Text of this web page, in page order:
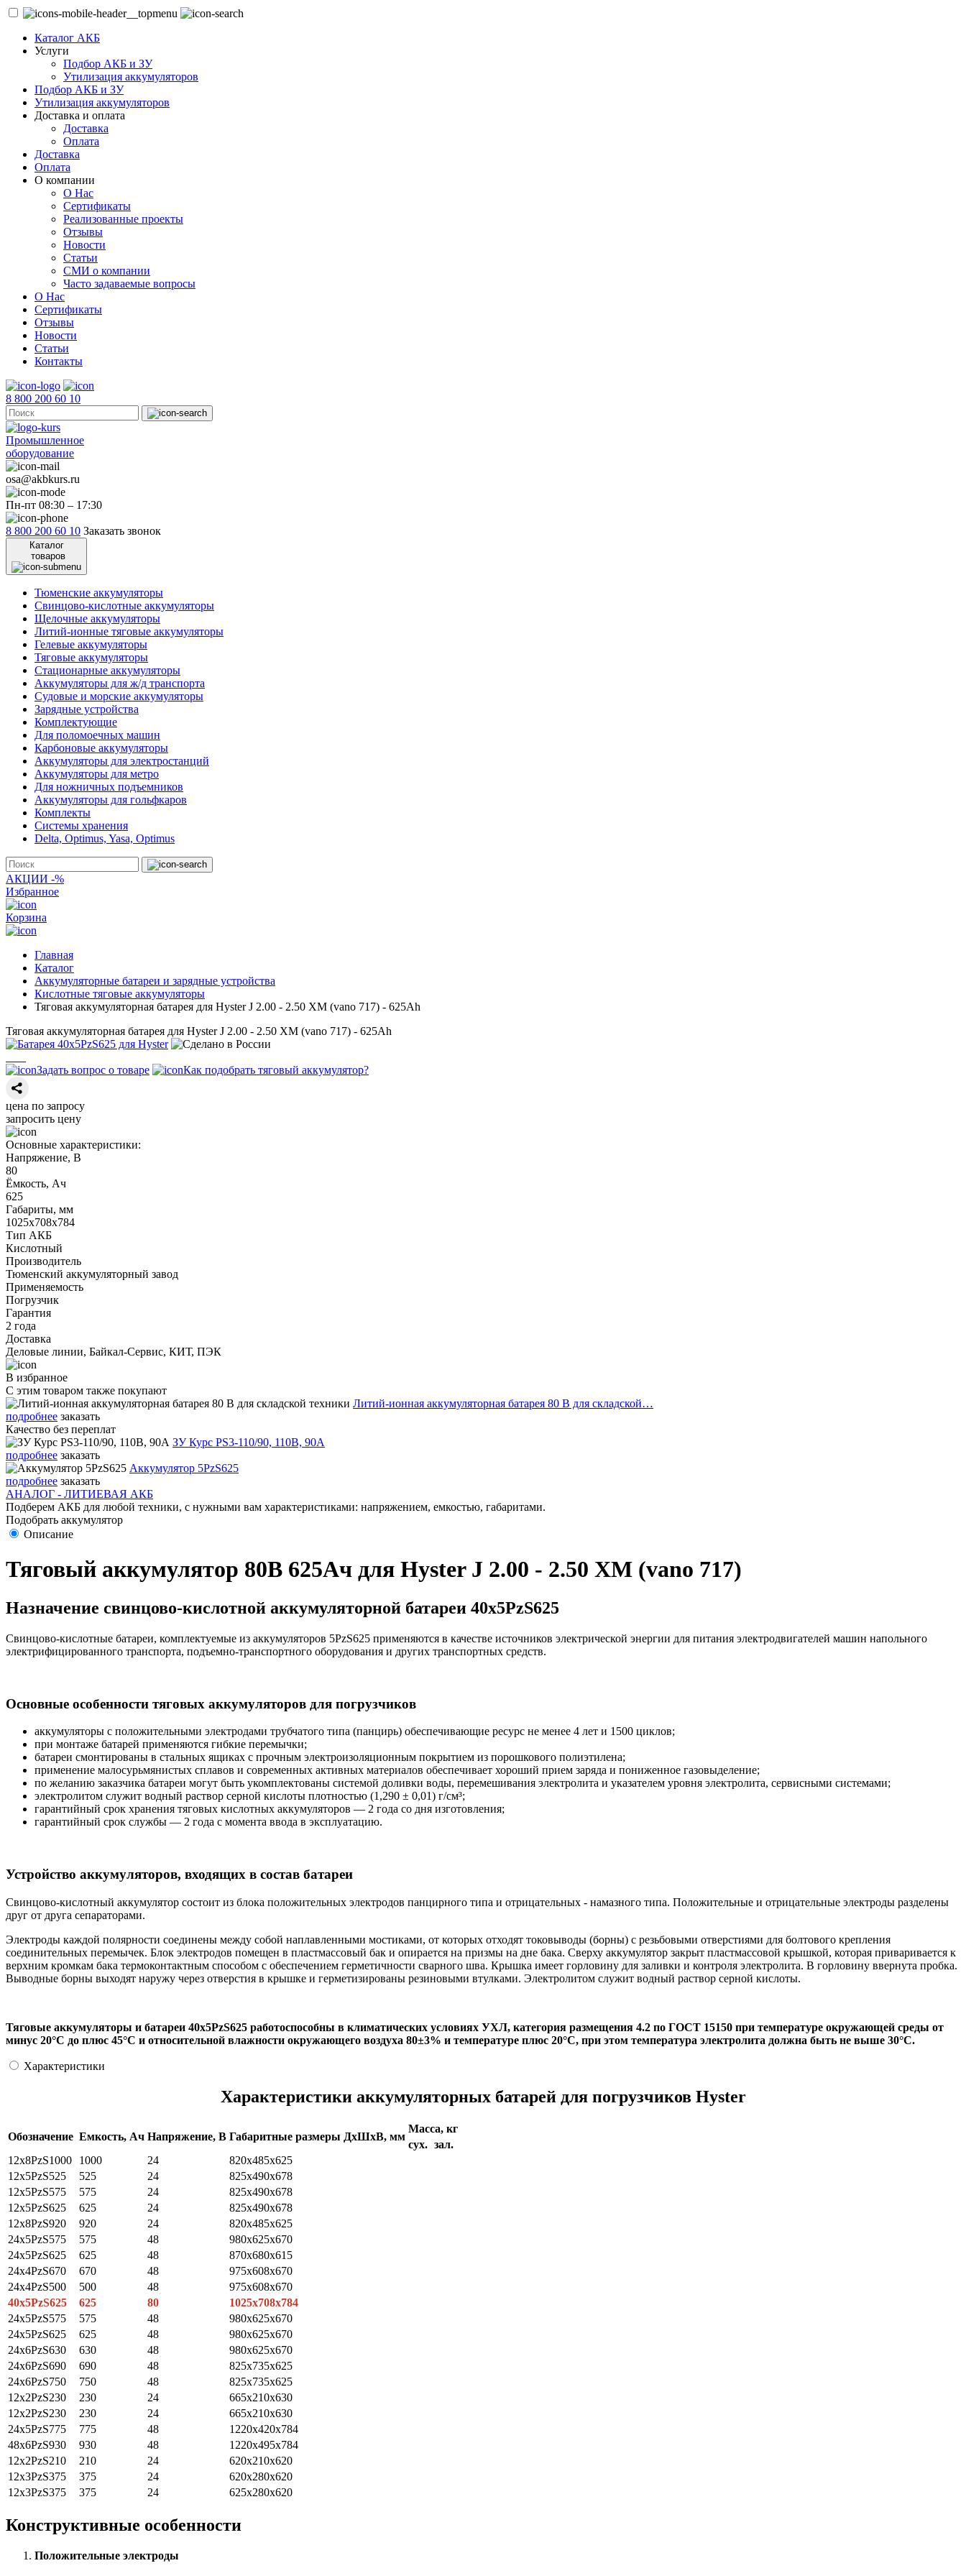
Каталог АКБ
Услуги
Подбор АКБ и ЗУ
Утилизация аккумуляторов
Подбор АКБ и ЗУ
Утилизация аккумуляторов
Доставка и оплата
Доставка
Оплата
Доставка
Оплата
О компании
О Нас
Сертификаты
Реализованные проекты
Отзывы
Новости
Статьи
СМИ о компании
Часто задаваемые вопросы
О Нас
Сертификаты
Отзывы
Новости
Статьи
Контакты
8 800 200 60 10
Промышленное
оборудование
osa@akbkurs.ru
Пн-пт 08:30 – 17:30
8 800 200 60 10 Заказать звонок
Каталог
товаров
Тюменские аккумуляторы
Свинцово-кислотные аккумуляторы
Щелочные аккумуляторы
Литий-ионные тяговые аккумуляторы
Гелевые аккумуляторы
Тяговые аккумуляторы
Стационарные аккумуляторы
Аккумуляторы для ж/д транспорта
Судовые и морские аккумуляторы
Зарядные устройства
Комплектующие
Для поломоечных машин
Карбоновые аккумуляторы
Аккумуляторы для электростанций
Аккумуляторы для метро
Для ножничных подъемников
Аккумуляторы для гольфкаров
Комплекты
Системы хранения
Delta, Optimus, Yasa, Optimus
АКЦИИ -%
Избранное
Корзина
Главная
Каталог
Аккумуляторные батареи и зарядные устройства
Кислотные тяговые аккумуляторы
Тяговая аккумуляторная батарея для Hyster J 2.00 - 2.50 XM (vano 717) - 625Ah
Тяговая аккумуляторная батарея для Hyster J 2.00 - 2.50 XM (vano 717) - 625Ah
Задать вопрос о товаре Как подобрать тяговый аккумулятор?
цена по запросу
запросить цену
Основные характеристики:
Напряжение, В
80
Ёмкость, Ач
625
Габариты, мм
1025х708х784
Тип АКБ
Кислотный
Производитель
Тюменский аккумуляторный завод
Применяемость
Погрузчик
Гарантия
2 года
Доставка
Деловые линии, Байкал-Сервис, КИТ, ПЭК
В избранное
С этим товаром также покупают
Литий-ионная аккумуляторная батарея 80 В для складской…
подробнее заказать
Качество без переплат
ЗУ Курс PS3-110/90, 110В, 90А
подробнее заказать
Аккумулятор 5PzS625
подробнее заказать
АНАЛОГ - ЛИТИЕВАЯ АКБ
Подберем АКБ для любой техники, с нужными вам характеристиками: напряжением, емкостью, габаритами.
Подобрать аккумулятор
Описание
Тяговый аккумулятор 80В 625Ач для Hyster J 2.00 - 2.50 XM (vano 717)
Назначение свинцово-кислотной аккумуляторной батареи 40х5PzS625
Свинцово-кислотные батареи, комплектуемые из аккумуляторов 5PzS625 применяются в качестве источников электрической энергии для питания электродвигателей машин напольного
электрифицированного транспорта, подъемно-транспортного оборудования и других транспортных средств.
Основные особенности тяговых аккумуляторов для погрузчиков
аккумуляторы с положительными электродами трубчатого типа (панцирь) обеспечивающие ресурс не менее 4 лет и 1500 циклов;
при монтаже батарей применяются гибкие перемычки;
батареи смонтированы в стальных ящиках с прочным электроизоляционным покрытием из порошкового полиэтилена;
применение малосурьмянистых сплавов и современных активных материалов обеспечивает хороший прием заряда и пониженное газовыделение;
по желанию заказчика батареи могут быть укомплектованы системой доливки воды, перемешивания электролита и указателем уровня электролита, сервисными системами;
электролитом служит водный раствор серной кислоты плотностью (1,290 ± 0,01) г/см³;
гарантийный срок хранения тяговых кислотных аккумуляторов — 2 года со дня изготовления;
гарантийный срок службы — 2 года с момента ввода в эксплуатацию.
Устройство аккумуляторов, входящих в состав батареи
Свинцово-кислотный аккумулятор состоит из блока положительных электродов панцирного типа и отрицательных - намазного типа. Положительные и отрицательные электроды разделены
друг от друга сепараторами.
Электроды каждой полярности соединены между собой наплавленными мостиками, от которых отходят токовыводы (борны) с резьбовыми отверстиями для болтового крепления
соединительных перемычек. Блок электродов помещен в пластмассовый бак и опирается на призмы на дне бака. Сверху аккумулятор закрыт пластмассовой крышкой, которая приваривается к
верхним кромкам бака термоконтактным способом с обеспечением герметичности сварного шва. Крышка имеет горловину для заливки и контроля электролита. В горловину ввернута пробка.
Выводные борны выходят наружу через отверстия в крышке и герметизированы резиновыми втулками. Электролитом служит водный раствор серной кислоты.
Тяговые аккумуляторы и батареи 40х5PzS625 работоспособны в климатических условиях УХЛ, категория размещения 4.2 по ГОСТ 15150 при температуре окружающей среды от
минус 20°С до плюс 45°С и относительной влажности окружающего воздуха 80±3% и температуре плюс 20°С, при этом температура электролита должна быть не выше 30°С.
Характеристики
Характеристики аккумуляторных батарей для погрузчиков Hyster
Обозначение Емкость, Ач Напряжение, В Габаритные размеры ДхШхВ, мм
Масса, кг
сух. зал.
12х8PzS1000
1000 24
820x485x625
12x5PzS525
525 24
825x490x678
12x5PzS575
575 24
825x490x678
12x5PzS625
625 24
825x490x678
12x8PzS920
920 24
820x485x625
24x5PzS575
575 48
980x625x670
24x5PzS625
625 48
870x680x615
24x4PzS670
670 48
975x608x670
24x4PzS500
500 48
975x608x670
40x5PzS625
625 80
1025x708x784
24x5PzS575
575 48
980x625x670
24x5PzS625
625 48
980x625x670
24x6PzS630
630 48
980x625x670
24x6PzS690
690 48
825x735x625
24x6PzS750
750 48
825x735x625
12x2PzS230
230 24
665x210x630
12x2PzS230
230 24
665x210x630
24x5PzS775
775 48
1220x420x784
48x6PzS930
930 48
1220x495x784
12x2PzS210
210 24
620x210x620
12x3PzS375
375 24
620х280х620
12x3PzS375
375 24 625x280x620
Конструктивные особенности
Положительные электроды